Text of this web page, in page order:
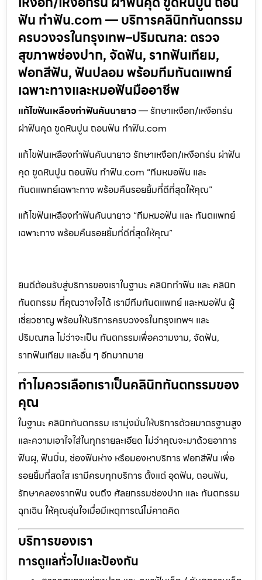
ฟัน ทำฟัน.com — บริการคลินิกทันตกรรม
ครบวงจรในกรุงเทพ–ปริมณฑล: ตรวจ
สุขภาพช่องปาก, จัดฟัน, รากฟันเทียม,
ฟอกสีฟัน, ฟันปลอม พร้อมทีมทันตแพทย์
เฉพาะทางและหมอฟันมืออาชีพ
แก้ไขฟันเหลืองทำฟันคันนายาว— รักษาเหงือก/เหงือกร่น
ผ่าฟันคุด ขูดหินปูน ถอนฟัน ทำฟัน.com
แก้ไขฟันเหลืองทำฟันคันนายาว รักษาเหงือก/เหงือกร่น ผ่าฟัน
คุด ขูดหินปูน ถอนฟัน ทำฟัน.com “ทีมหมอฟัน และ
ทันตแพทย์เฉพาะทาง พร้อมคืนรอยยิ้มที่ดีที่สุดให้คุณ”
แก้ไขฟันเหลืองทำฟันคันนายาว “ทีมหมอฟัน และ ทันตแพทย์
เฉพาะทาง พร้อมคืนรอยยิ้มที่ดีที่สุดให้คุณ”
ยินดีต้อนรับสู่บริการของเราในฐานะ คลินิกทำฟัน และ คลินิก
ทันตกรรม ที่คุณวางใจได้ เรามีทีมทันตแพทย์ และหมอฟัน ผู้
เชี่ยวชาญ พร้อมให้บริการครบวงจรในกรุงเทพฯ และ
ปริมณฑล ไม่ว่าจะเป็น ทันตกรรมเพื่อความงาม, จัดฟัน,
รากฟันเทียม และอื่น ๆ อีกมากมาย
ทำไมควรเลือกเราเป็นคลินิกทันตกรรมของ
คุณ
ในฐานะ คลินิกทันตกรรม เรามุ่งมั่นให้บริการด้วยมาตรฐานสูง
และความเอาใจใส่ในทุกรายละเอียด ไม่ว่าคุณจะมาด้วยอาการ
ฟันผุ, ฟันบิ่น, ช่องฟันห่าง หรือมองหาบริการ ฟอกสีฟัน เพื่อ
รอยยิ้มที่สดใส เรามีครบทุกบริการ ตั้งแต่ อุดฟัน, ถอนฟัน,
รักษาคลองรากฟัน จนถึง ศัลยกรรมช่องปาก และ ทันตกรรม
ฉุกเฉิน ให้คุณอุ่นใจเมื่อมีเหตุการณ์ไม่คาดคิด
บริการของเรา
การดูแลทั่วไปและป้องกัน